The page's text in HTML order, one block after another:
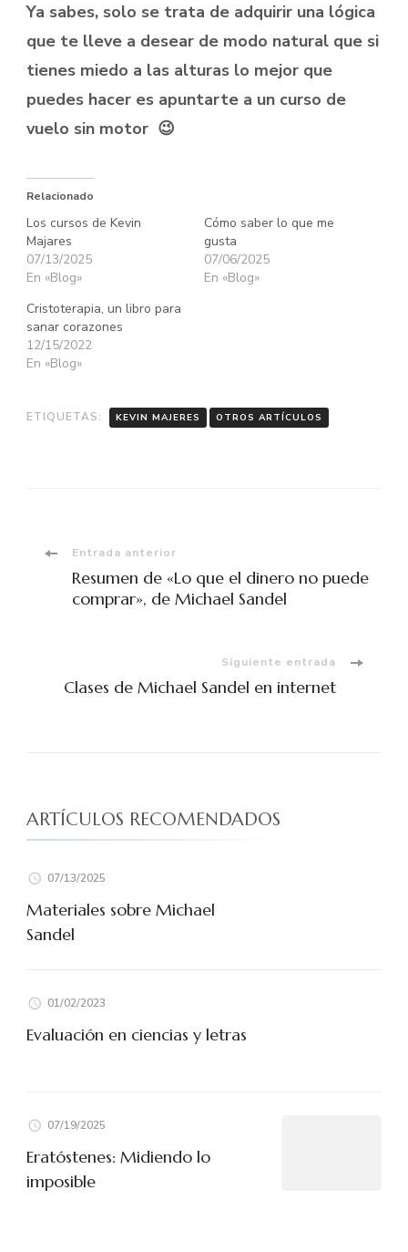
Ya sabes, solo se trata de adquirir una lógica
que te lleve a desear de modo natural que si
tienes miedo a las alturas lo mejor que
puedes hacer es apuntarte a un curso de
vuelo sin motor 😉
Relacionado
Los cursos de Kevin
Majares
07/13/2025
En «Blog»
Cómo saber lo que me
gusta
07/06/2025
En «Blog»
Cristoterapia, un libro para
sanar corazones
12/15/2022
En «Blog»
ETIQUETAS: KEVIN MAJERES OTROS ARTÍCULOS
Navegación
Entrada anterior
Resumen de «Lo que el dinero no puede
comprar», de Michael Sandel
Siguiente entrada
Clases de Michael Sandel en internet
ARTÍCULOS RECOMENDADOS
07/13/2025
Materiales sobre Michael
Sandel
01/02/2023
Evaluación en ciencias y letras
07/19/2025
Eratóstenes: Midiendo lo
imposible